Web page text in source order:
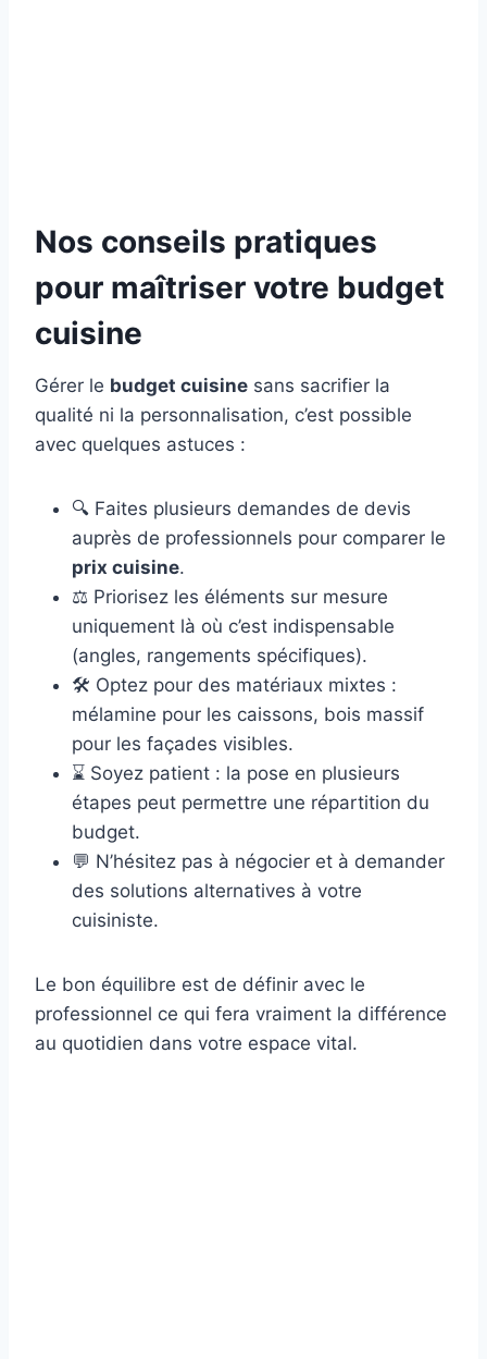
Nos conseils pratiques
pour maîtriser votre budget
cuisine
Gérer le budget cuisine sans sacrifier la
qualité ni la personnalisation, c’est possible
avec quelques astuces :
🔍 Faites plusieurs demandes de devis
auprès de professionnels pour comparer le
prix cuisine.
⚖️ Priorisez les éléments sur mesure
uniquement là où c’est indispensable
(angles, rangements spécifiques).
🛠️ Optez pour des matériaux mixtes :
mélamine pour les caissons, bois massif
pour les façades visibles.
⌛ Soyez patient : la pose en plusieurs
étapes peut permettre une répartition du
budget.
💬 N’hésitez pas à négocier et à demander
des solutions alternatives à votre
cuisiniste.
Le bon équilibre est de définir avec le
professionnel ce qui fera vraiment la différence
au quotidien dans votre espace vital.